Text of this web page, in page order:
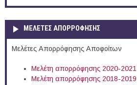
ΜΕΛΕΤΕΣ ΑΠΟΡΡΟΦΗΣΗΣ
Μελέτες Απορρόφησης Αποφοίτων
Μελέτη απορρόφησης 2020-2021
Μελέτη απορρόφησης 2018-2019